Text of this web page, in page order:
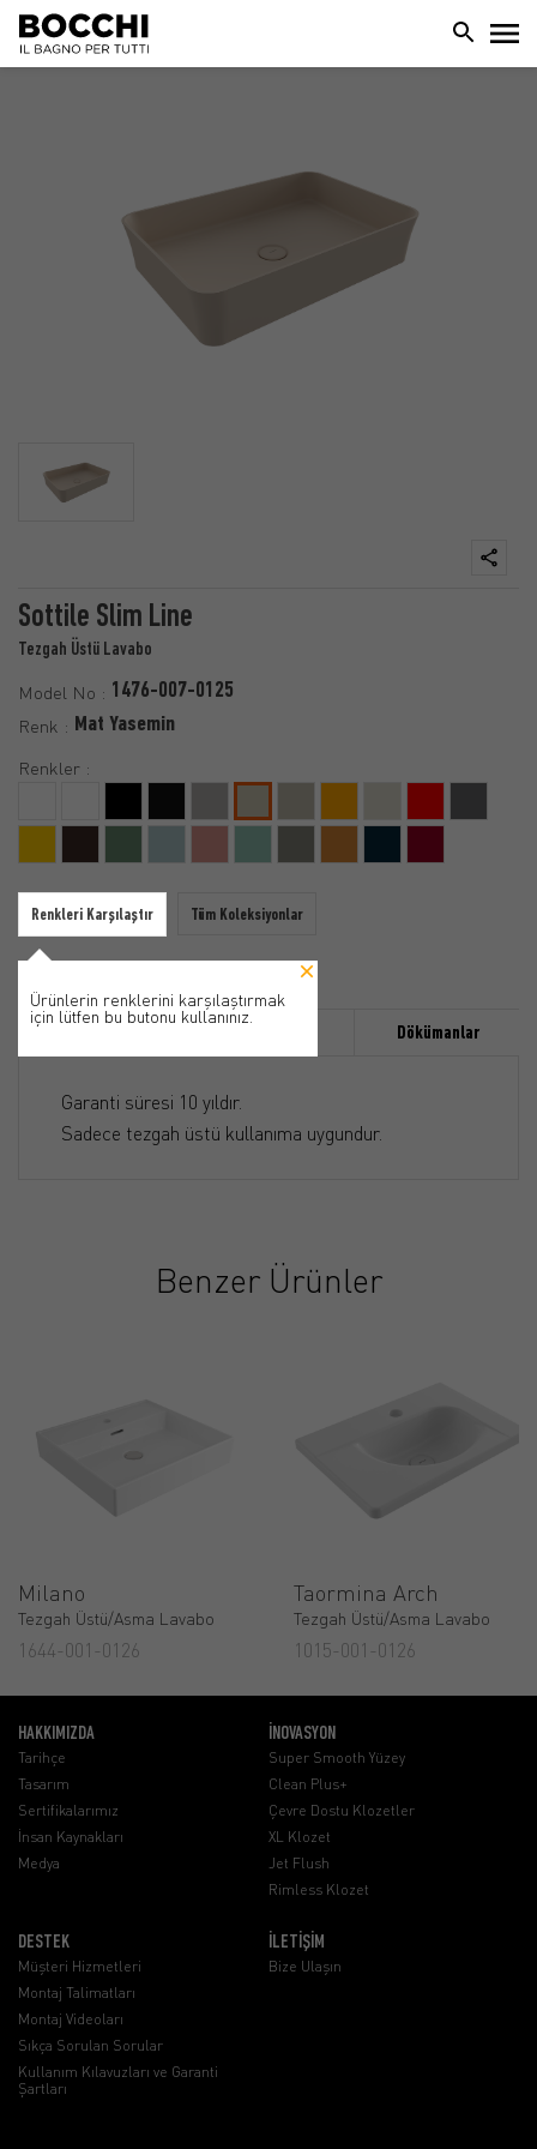
Sottile Slim Line
Tezgah Üstü Lavabo
Model No : 1476-007-0125
Renk : Mat Yasemin
Renkler :
Renkleri Karşılaştır Tüm Koleksiyonlar
Ürünlerin renklerini karşılaştırmak
için lütfen bu butonu kullanınız.
Dökümanlar
Garanti süresi 10 yıldır.
Sadece tezgah üstü kullanıma uygundur.
Benzer Ürünler
Milano
Tezgah Üstü/Asma Lavabo
1644-001-0126
Taormina Arch
Tezgah Üstü/Asma Lavabo
1015-001-0126
HAKKIMIZDA
Tarihçe
Tasarım
Sertifikalarımız
İnsan Kaynakları
Medya
İNOVASYON
Super Smooth Yüzey
Clean Plus+
Çevre Dostu Klozetler
XL Klozet
Jet Flush
Rimless Klozet
DESTEK
Müşteri Hizmetleri
Montaj Talimatları
Montaj Videoları
Sıkça Sorulan Sorular
Kullanım Kılavuzları ve Garanti
Şartları
İLETİŞİM
Bize Ulaşın